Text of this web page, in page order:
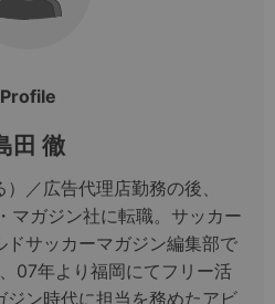
Profile
田 徹
／広告代理店勤務の後、
マガジン社に転職。サッカー
ドサッカーマガジン編集部で
07年より福岡にてフリー活
ン時代に担当を務めたアビ